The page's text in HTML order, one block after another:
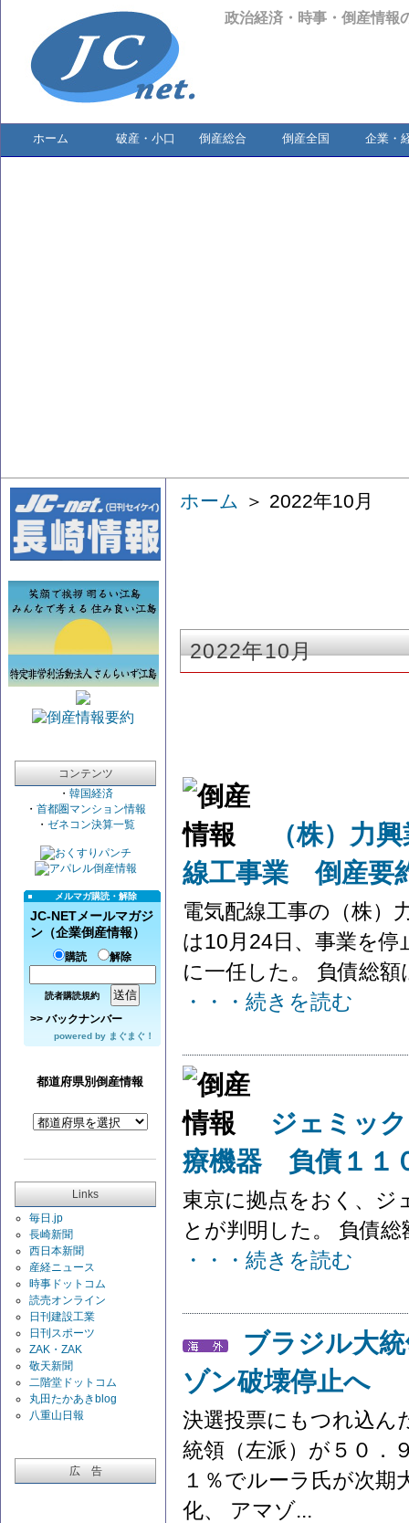
政治経済・時事・倒産情報
ホーム 破産・小口 倒産総合 倒産全国 企業・
コンテンツ
・ 韓国経済
・ 首都圏マンション情報
・ ゼネコン決算一覧
メルマガ購読・解除
JC-NETメールマガジ
ン（企業倒産情報）
購読 解除
読者購読規約
>> バックナンバー
powered by まぐまぐ！
都道府県別倒産情報
Links
毎日.jp
長崎新聞
西日本新聞
産経ニュース
時事ドットコム
読売オンライン
日刊建設工業
日刊スポーツ
ZAK・ZAK
敬天新聞
二階堂ドットコム
丸田たかあきblog
八重山日報
広 告
ホーム ＞ 2022年10月
2022年10月
（株）力
線工事業 倒産要
電気配線工事の（株）
は10月24日、事業を
に一任した。 負債総
・・・続きを読む
ジェミッ
療機器 負債１１
東京に拠点をおく、ジ
とが判明した。 負債
・・・続きを読む
ブラジル大
ゾン破壊停止へ
決選投票にもつれ込ん
統領（左派）が５０．
１％でルーラ氏が次
化、 アマゾ...